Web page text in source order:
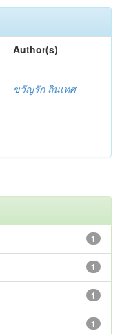
Author(s)
ขวัญรัก ถิ่นเทศ
1
1
1
1